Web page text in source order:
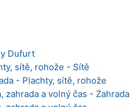
Dufurt
sítě, rohože - Sítě
- Plachty, sítě, rohože
a volný čas - Zahrada